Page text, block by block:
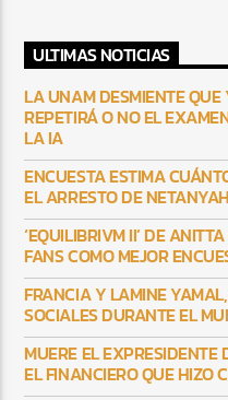
ULTIMAS NOTICIAS
LA UNAM DESMIENTE QUE
REPETIRÁ O NO EL
LA IA
ENCUESTA ESTIMA
EL ARRESTO DE
‘EQUILIBRIVM II’ DE
FANS COMO MEJOR
FRANCIA Y LAMINE
SOCIALES DURANTE EL
MUERE EL
EL FINANCIERO QUE HIZO